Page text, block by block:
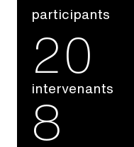
participants
intervenants
20
8